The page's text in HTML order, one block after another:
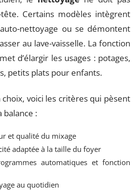
Certains modèles intègrent
nettoyage ou se démontent
au lave-vaisselle. La fonction
d’élargir les usages : potages,
petits plats pour enfants.
voici les critères qui pèsent
balance :
et qualité du mixage
adaptée à la taille du foyer
automatiques et fonction
au quotidien